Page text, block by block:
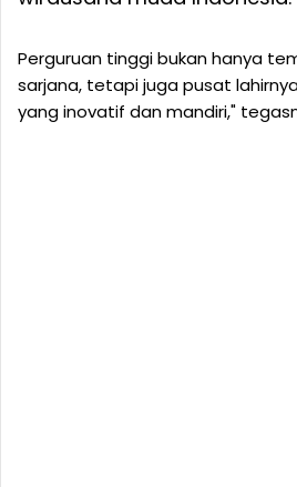
Perguruan tinggi bukan hanya
sarjana, tetapi juga pusat
yang inovatif dan mandiri,"